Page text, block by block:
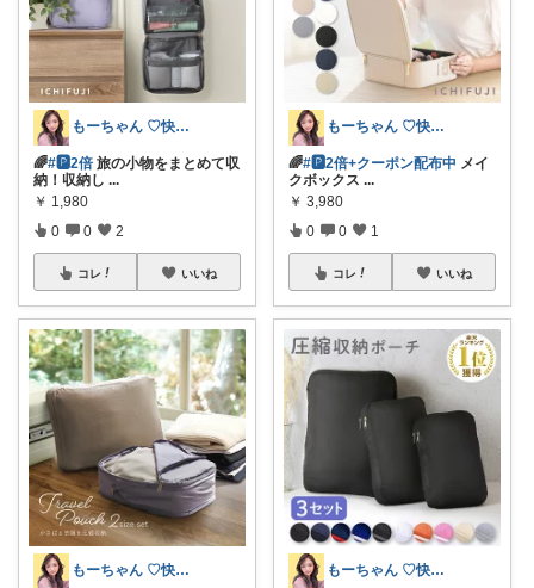
もーちゃん ♡快適生活~旅行大好き🌈✨
🌈#🅿2倍 旅の小物をまとめて収
納！収納し ...
￥ 1,980
0 0 2
コレ いいね
もーちゃん ♡快適生活~旅行大好き🌈✨
もーちゃん ♡快適生活~旅行大好き🌈✨
🌈#🅿2倍+クーポン配布中 メイ
クボックス ...
￥ 3,980
0 0 1
コレ いいね
もーちゃん ♡快適生活~旅行大好き🌈✨